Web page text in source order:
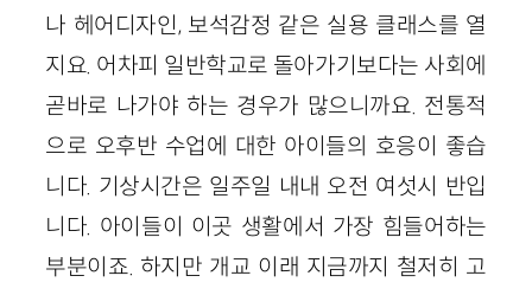
나 헤어디자인, 보석감정 같은 실용 클래스를 열
지요. 어차피 일반학교로 돌아가기보다는 사회에
곧바로 나가야 하는 경우가 많으니까요. 전통적
으로 오후반 수업에 대한 아이들의 호응이 좋습
니다. 기상시간은 일주일 내내 오전 여섯시 반입
니다. 아이들이 이곳 생활에서 가장 힘들어하는
부분이죠. 하지만 개교 이래 지금까지 철저히 고